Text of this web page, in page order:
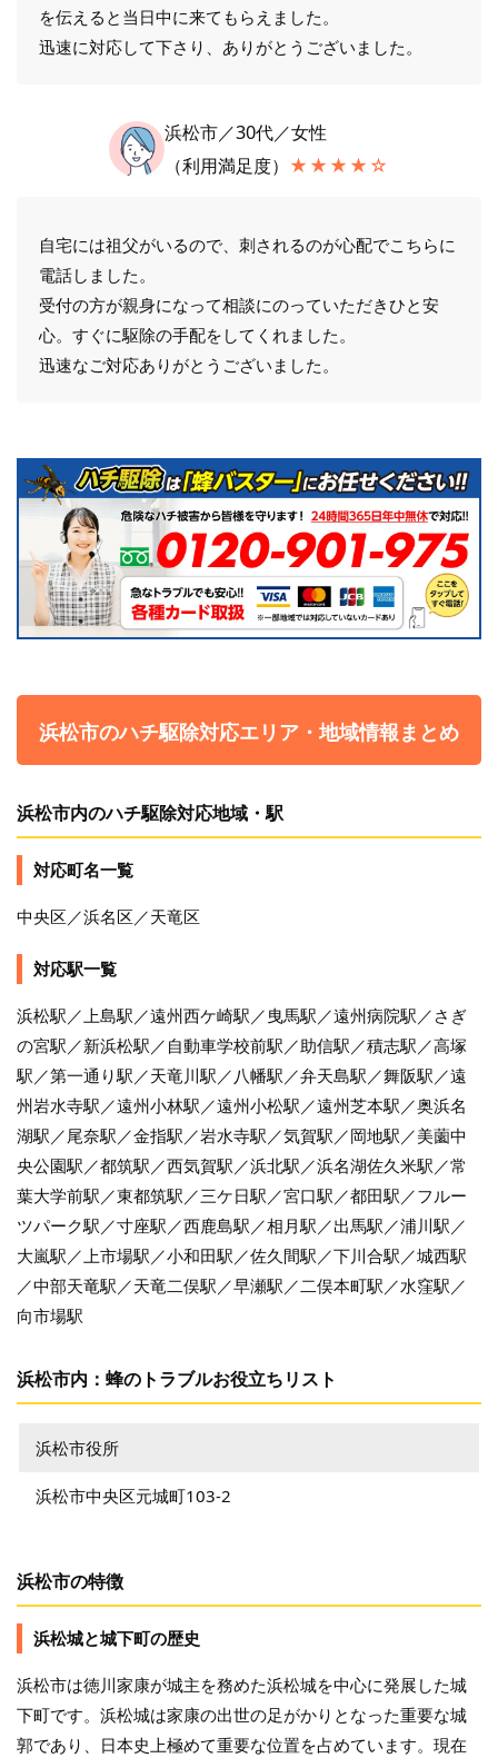
を伝えると当日中に来てもらえました。
迅速に対応して下さり、ありがとうございました。
浜松市／30代／女性
（利用満足度） ★★★★☆
自宅には祖父がいるので、刺されるのが心配でこちらに
電話しました。
受付の方が親身になって相談にのっていただきひと安
心。すぐに駆除の手配をしてくれました。
迅速なご対応ありがとうございました。
浜松市のハチ駆除対応エリア・地域情報まとめ
浜松市内のハチ駆除対応地域・駅
対応町名一覧
中央区／浜名区／天竜区
対応駅一覧
浜松駅／上島駅／遠州西ケ崎駅／曳馬駅／遠州病院駅／さぎ
の宮駅／新浜松駅／自動車学校前駅／助信駅／積志駅／高塚
駅／第一通り駅／天竜川駅／八幡駅／弁天島駅／舞阪駅／遠
州岩水寺駅／遠州小林駅／遠州小松駅／遠州芝本駅／奥浜名
湖駅／尾奈駅／金指駅／岩水寺駅／気賀駅／岡地駅／美薗中
央公園駅／都筑駅／西気賀駅／浜北駅／浜名湖佐久米駅／常
葉大学前駅／東都筑駅／三ケ日駅／宮口駅／都田駅／フルー
ツパーク駅／寸座駅／西鹿島駅／相月駅／出馬駅／浦川駅／
大嵐駅／上市場駅／小和田駅／佐久間駅／下川合駅／城西駅
／中部天竜駅／天竜二俣駅／早瀬駅／二俣本町駅／水窪駅／
向市場駅
浜松市内：蜂のトラブルお役立ちリスト
浜松市役所
浜松市中央区元城町103-2
浜松市の特徴
浜松城と城下町の歴史
浜松市は徳川家康が城主を務めた浜松城を中心に発展した城
下町です。浜松城は家康の出世の足がかりとなった重要な城
郭であり、日本史上極めて重要な位置を占めています。現在